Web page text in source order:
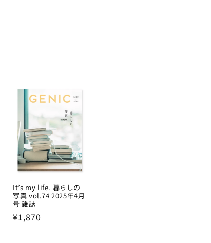
It’s my life. 暮らしの
写真 vol.74 2025年4月
号 雑誌
Regular
¥1,870